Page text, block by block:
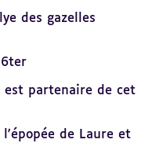
des gazelles
6ter
est partenaire de cet
de Laure et